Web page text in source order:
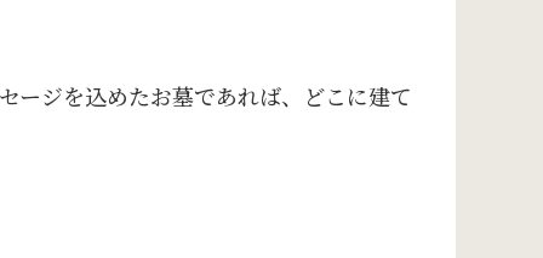
ージを込めたお墓であれば、どこに建て